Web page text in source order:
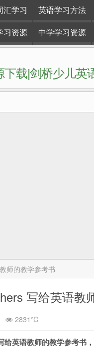
汇学习 英语学习方法
习资源
中学学习资源
下载|剑桥少儿英
师的教学参考书
写给英语教
2831℃
英语教师的教学参考书，